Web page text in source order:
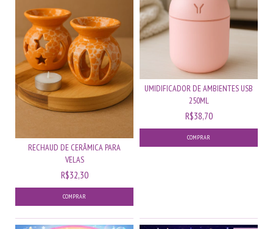
RECHAUD DE CERÂMICA PARA
VELAS
R$32,30
COMPRAR
UMIDIFICADOR DE AMBIENTES USB
250ML
R$38,70
COMPRAR